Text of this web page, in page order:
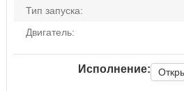
Тип запуска:
Двигатель:
Исполнение: